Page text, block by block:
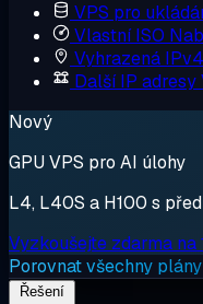
VPS pro
Vlastní ISO
Vyhrazená IPv4
Další IP adresy
Nový
GPU VPS pro AI úlohy
L4, L40S a H100 s
Vyzkoušejte zdarma na
Porovnat všechny